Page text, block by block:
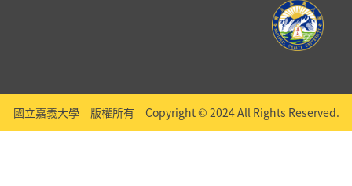
國立嘉義大學 版權所有 Copyright © 2024 All Rights Reserved.